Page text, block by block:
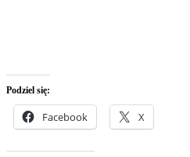
Podziel się:
Facebook X